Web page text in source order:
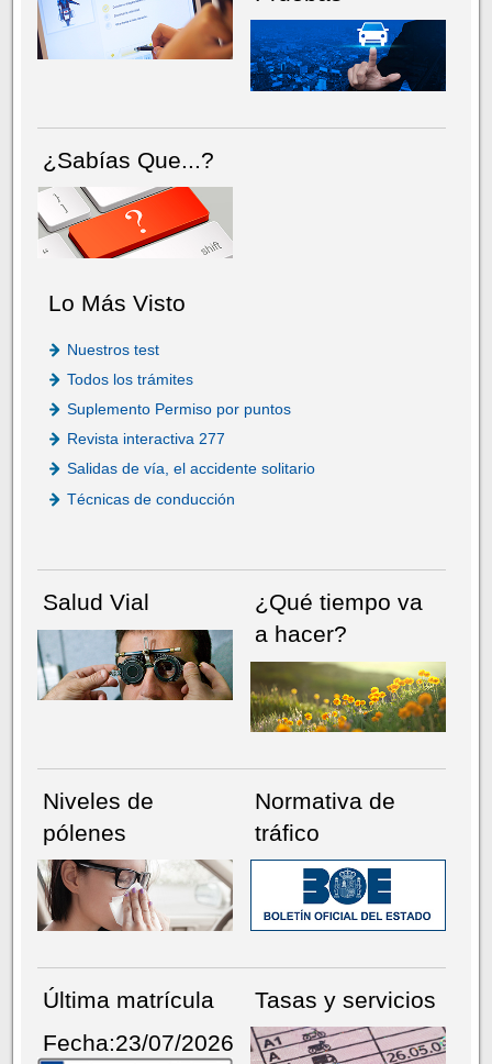
¿Sabías Que...?
Lo Más Visto
Nuestros test
Todos los trámites
Suplemento Permiso por puntos
Revista interactiva 277
Salidas de vía, el accidente solitario
Técnicas de conducción
Salud Vial
¿Qué tiempo va
a hacer?
Niveles de
pólenes
Normativa de
tráfico
Última matrícula
Fecha:23/07/2026
Tasas y servicios